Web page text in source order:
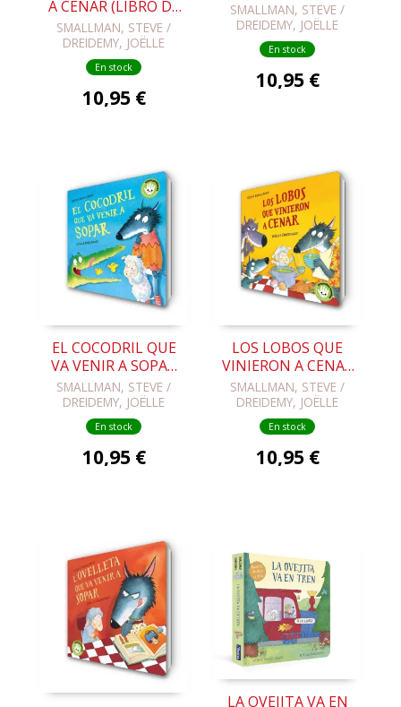
A CENAR (LIBRO DE
CARTÓN)
SMALLMAN, STEVE /
DREIDEMY, JOËLLE
En stock
10,95 €
OVEJITA QUE VINO
A CENAR. LIBRO DE
CARTÓN)
SMALLMAN, STEVE /
DREIDEMY, JOËLLE
En stock
10,95 €
EL COCODRIL QUE
VA VENIR A SOPAR
(L'OVELLETA QUE
VA VENIR A SOPAR.
LLIBRE DE CAR
SMALLMAN, STEVE /
DREIDEMY, JOËLLE
En stock
10,95 €
LOS LOBOS QUE
VINIERON A CENAR
(LA OVEJITA QUE
VINO A CENAR.
LIBRO DE CARTÓN)
SMALLMAN, STEVE /
DREIDEMY, JOËLLE
En stock
10,95 €
LA OVEJITA VA EN